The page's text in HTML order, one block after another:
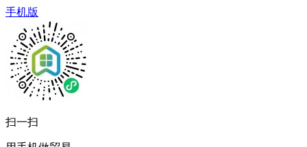
手机版
扫一扫